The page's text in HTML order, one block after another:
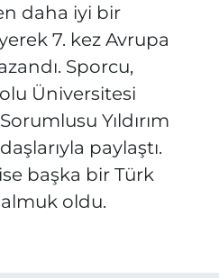
daha iyi bir
7. kez Avrupa
Sporcu,
Üniversitesi
Yıldırım
paylaştı.
başka bir Türk
oldu.